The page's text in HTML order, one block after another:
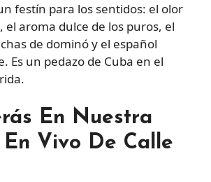
festín para los sentidos: el olor
el aroma dulce de los puros, el
de dominó y el español
Es un pedazo de Cuba en el
En Nuestra
Vivo De Calle